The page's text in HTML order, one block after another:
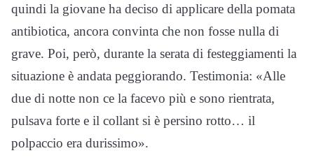
quindi la giovane ha deciso di applicare della pomata
antibiotica, ancora convinta che non fosse nulla di
grave. Poi, però, durante la serata di festeggiamenti la
situazione è andata peggiorando. Testimonia: «Alle
due di notte non ce la facevo più e sono rientrata,
pulsava forte e il collant si è persino rotto… il
polpaccio era durissimo».